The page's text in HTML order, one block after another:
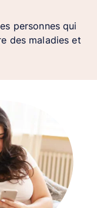
personnes qui
des maladies et